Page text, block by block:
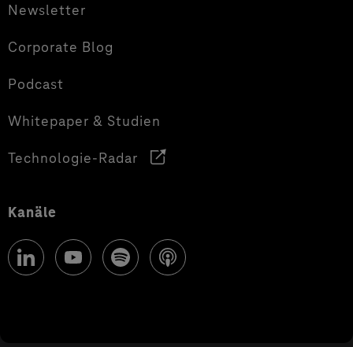
Newsletter
Corporate Blog
Podcast
Whitepaper & Studien
Technologie-Radar
Kanäle